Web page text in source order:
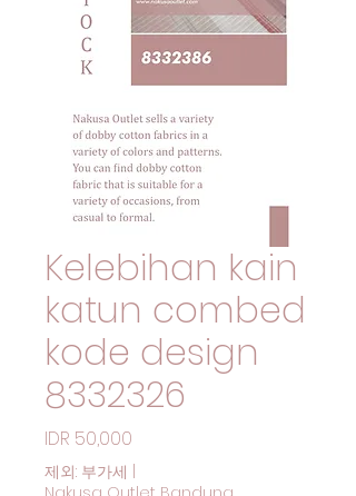
Kelebihan kain
katun combed
kode design
8332326
IDR 50,000
제외: 부가세